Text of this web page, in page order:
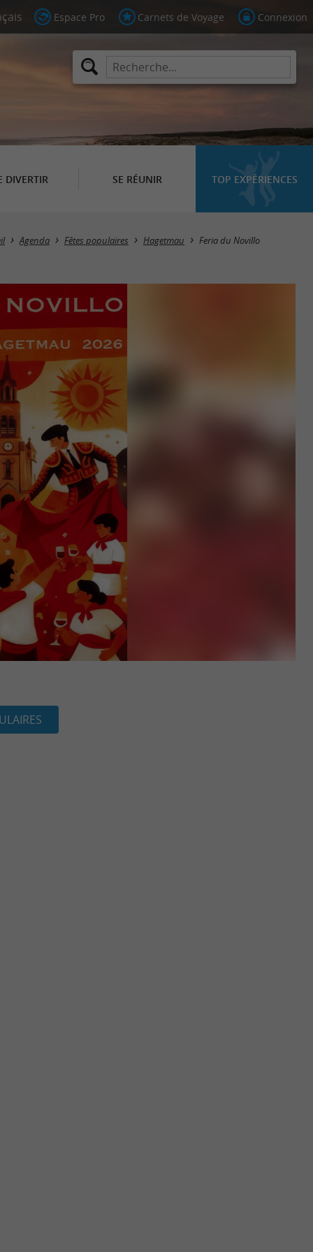
Espace Pro Carnets de Voyage Connexion
DIVERTIR SE RÉUNIR TOP EXPÉRIENCES
Agenda Fêtes populaires Hagetmau Feria du Novillo